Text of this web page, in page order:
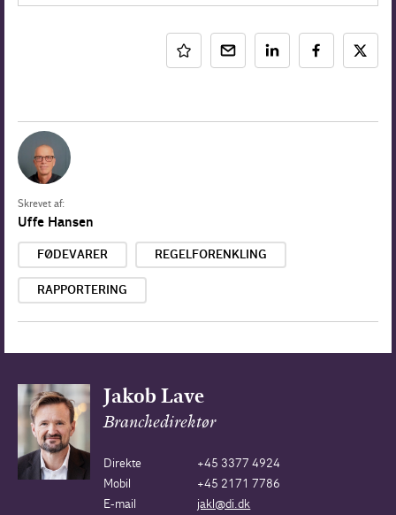
Skrevet af:
Uffe Hansen
FØDEVARER REGELFORENKLING
RAPPORTERING
Jakob Lave
Branchedirektør
Direkte
+45 3377 4924
Mobil
+45 2171 7786
E-mail
jakl@di.dk